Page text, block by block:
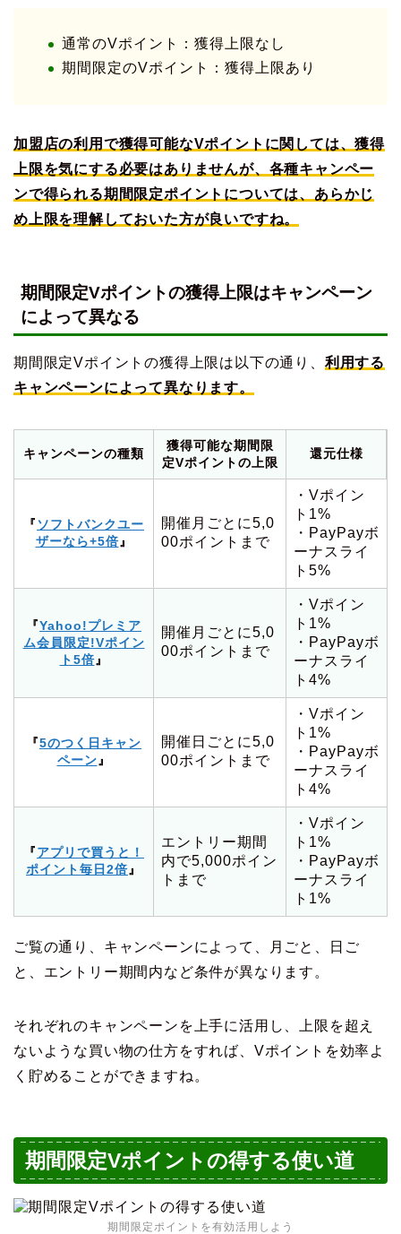
通常のVポイント：獲得上限なし
期間限定のVポイント：獲得上限あり
加盟店の利用で獲得可能なVポイントに関しては、獲得
上限を気にする必要はありませんが、各種キャンペー
ンで得られる期間限定ポイントについては、あらかじ
め上限を理解しておいた方が良いですね。
期間限定Vポイントの獲得上限はキャンペーン
によって異なる
期間限定Vポイントの獲得上限は以下の通り、 利用する
キャンペーンによって異なります。
キャンペーンの種類
獲得可能な期間限
定Vポイントの上限
還元仕様
『ソフトバンクユー
ザーなら+5倍』
開催月ごとに5,0
00ポイントまで
・Vポイン
ト1%
・PayPayボ
ーナスライ
ト5%
『Yahoo!プレミア
ム会員限定!Vポイン
ト5倍』
開催月ごとに5,0
00ポイントまで
・Vポイン
ト1%
・PayPayボ
ーナスライ
ト4%
『5のつく日キャン
ペーン 』
開催日ごとに5,0
00ポイントまで
・Vポイン
ト1%
・PayPayボ
ーナスライ
ト4%
『アプリで買うと！
ポイント毎日2倍』
エントリー期間
内で5,000ポイン
トまで
・Vポイン
ト1%
・PayPayボ
ーナスライ
ト1%
ご覧の通り、キャンペーンによって、月ごと、日ご
と、エントリー期間内など条件が異なります。
それぞれのキャンペーンを上手に活用し、上限を超え
ないような買い物の仕方をすれば、Vポイントを効率よ
く貯めることができますね。
期間限定Vポイントの得する使い道
期間限定ポイントを有効活用しよう